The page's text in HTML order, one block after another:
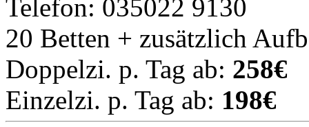
Telefon: 035022 9130
20 Betten + zusätzlich
Doppelzi. p. Tag ab: 258€
Einzelzi. p. Tag ab: 198€